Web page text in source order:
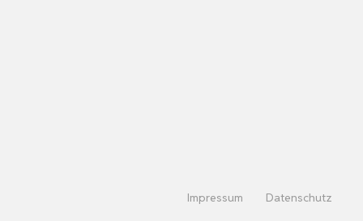
Impressum Datenschutz